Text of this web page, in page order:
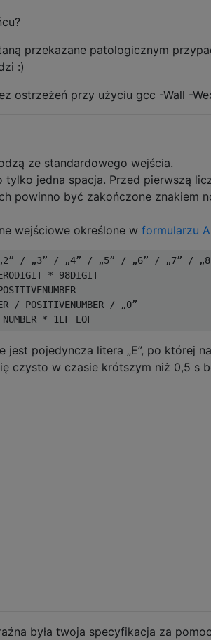
przekazane patologicznym
:)
ostrzeżeń przy użyciu gcc -Wall -
ze standardowego wejścia.
tylko jedna spacja. Przed pierwszą
powinno być zakończone znakiem
wejściowe określone w formularzu
/ „3” / „4” / „5” / „6” / „7” /
* 98DIGIT
/ POSITIVENUMBER / „0”
jest pojedyncza litera „E”, po której
czysto w czasie krótszym niż 0,5 s
była twoja specyfikacja za